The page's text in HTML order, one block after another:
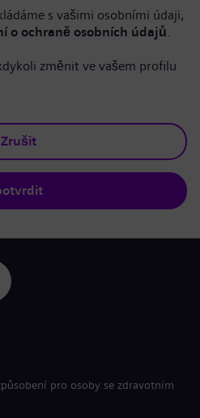
s vašimi osobními údaji,
o ochraně osobních údajů.
změnit ve vašem profilu
Zrušit
pro osoby se zdravotním